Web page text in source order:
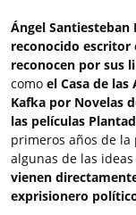
Ángel Santiesteban
reconocido escritor
reconocen por sus
como el Casa de
Kafka por Novelas
las películas
primeros años de
algunas de las
vienen
exprisionero